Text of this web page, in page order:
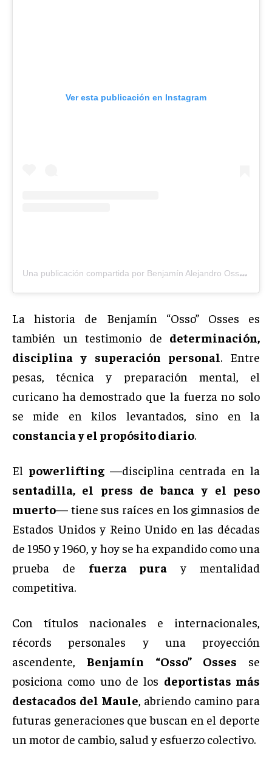
Ver esta publicación en Instagram
U
na publicación compartida por Benjamín Alejandro Osses Contreras (@power.osso)
La historia de Benjamín “Osso” Osses es
también un testimonio de determinación,
disciplina y superación personal. Entre
pesas, técnica y preparación mental, el
curicano ha demostrado que la fuerza no solo
se mide en kilos levantados, sino en la
constancia y el propósito diario.
El powerlifting—disciplina centrada en la
sentadilla, el press de banca y el peso
muerto— tiene sus raíces en los gimnasios de
Estados Unidos y Reino Unido en las décadas
de 1950 y 1960, y hoy se ha expandido como una
prueba de fuerza pura y mentalidad
competitiva.
Con títulos nacionales e internacionales,
récords personales y una proyección
ascendente,Benjamín “Osso” Osses se
posiciona como uno de los deportistas más
destacados del Maule, abriendo camino para
futuras generaciones que buscan en el deporte
un motor de cambio, salud y esfuerzo colectivo.